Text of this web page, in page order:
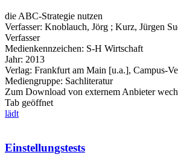
die ABC-Strategie nutzen
Verfasser: Knoblauch, Jörg ; Kurz, Jürgen
Verfasser
Medienkennzeichen: S-H Wirtschaft
Jahr: 2013
Verlag: Frankfurt am Main [u.a.], Campus-
Mediengruppe: Sachliteratur
Zum Download von externem Anbieter
Tab geöffnet
lädt
Einstellungstests